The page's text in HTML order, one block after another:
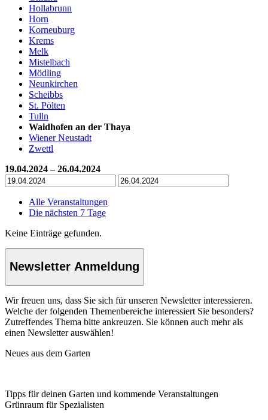
Hollabrunn
Horn
Korneuburg
Krems
Melk
Mistelbach
Mödling
Neunkirchen
Scheibbs
St. Pölten
Tulln
Waidhofen an der Thaya
Wiener Neustadt
Zwettl
19.04.2024 – 26.04.2024
Alle Veranstaltungen
Die nächsten 7 Tage
Keine Einträge gefunden.
Newsletter Anmeldung
Wir freuen uns, dass Sie sich für unseren Newsletter interessieren.
Welche der folgenden Themenbereiche interessiert Sie besonders?
Zutreffendes Thema bitte ankreuzen. Sie können auch mehr als
einen Newsletter auswählen!
Neues aus dem Garten
Tipps für deinen Garten und kommende Veranstaltungen
Grünraum für Spezialisten